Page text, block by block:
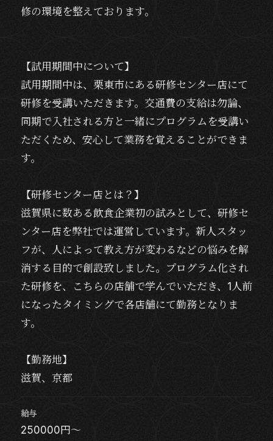
修の環境を整えております。
【試用期間中について】
試用期間中は、栗東市にある研修センター店にて
研修を受講いただきます。交通費の支給は勿論、
同期で入社される方と一緒にプログラムを受講い
ただくため、安心して業務を覚えることができま
す。
【研修センター店とは？】
滋賀県に数ある飲食企業初の試みとして、研修セ
ンター店を弊社では運営しています。新人スタッ
フが、人によって教え方が変わるなどの悩みを解
消する目的で創設致しました。プログラム化され
た研修を、こちらの店舗で学んでいただき、1人前
になったタイミングで各店舗にて勤務となりま
す。
【勤務地】
滋賀、京都
給与
250000円～